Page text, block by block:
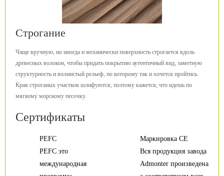
Строгание
Чаще вручную, но иногда и механически поверхность строгается вдоль
древесных волокон, чтобы придать покрытию аутентичный вид, заметную
структурность и волнистый рельеф, по которому так и хочется пройтись.
Края строганых участков шлифуются, поэтому кажется, что идешь по
мягкому морскому песочку.
Сертификаты
Маркировка CE
Вся продукция завода
Admonter произведена
PEFC
PEFC это
международная